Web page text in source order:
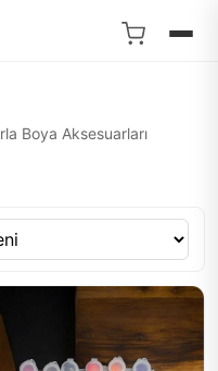
Boya Aksesuarları